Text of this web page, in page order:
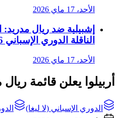
الأحد، 17 ماي 2026
إشبيلية ضد ريال
الناقلة الدوري الإسباني 2026
الأحد، 17 ماي 2026
أربيلوا يعلن قائمة
الدوري الإسباني (لا ليغا)